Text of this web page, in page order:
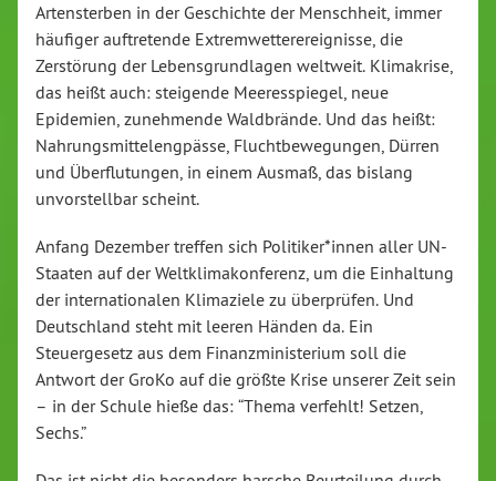
Artensterben in der Geschichte der Menschheit, immer
häufiger auftretende Extremwetterereignisse, die
Zerstörung der Lebensgrundlagen weltweit. Klimakrise,
das heißt auch: steigende Meeresspiegel, neue
Epidemien, zunehmende Waldbrände. Und das heißt:
Nahrungsmittelengpässe, Fluchtbewegungen, Dürren
und Überflutungen, in einem Ausmaß, das bislang
unvorstellbar scheint.
Anfang Dezember treffen sich Politiker*innen aller UN-
Staaten auf der Weltklimakonferenz, um die Einhaltung
der internationalen Klimaziele zu überprüfen. Und
Deutschland steht mit leeren Händen da. Ein
Steuergesetz aus dem Finanzministerium soll die
Antwort der GroKo auf die größte Krise unserer Zeit sein
– in der Schule hieße das: “Thema verfehlt! Setzen,
Sechs.”